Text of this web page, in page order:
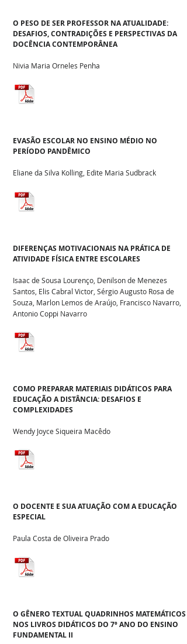
Nivia Maria Orneles Penha
O PESO DE SER PROFESSOR NA ATUALIDADE:
DESAFIOS, CONTRADIÇÕES E PERSPECTIVAS DA
DOCÊNCIA CONTEMPORÂNEA
Eliane da Silva Kolling, Edite Maria Sudbrack
EVASÃO ESCOLAR NO ENSINO MÉDIO NO
PERÍODO PANDÊMICO
Isaac de Sousa Lourenço, Denilson de Menezes
Santos, Elis Cabral Victor, Sérgio Augusto Rosa de
Souza, Marlon Lemos de Araújo, Francisco Navarro,
Antonio Coppi Navarro
DIFERENÇAS MOTIVACIONAIS NA PRÁTICA DE
ATIVIDADE FÍSICA ENTRE ESCOLARES
Wendy Joyce Siqueira Macêdo
COMO PREPARAR MATERIAIS DIDÁTICOS PARA
EDUCAÇÃO A DISTÂNCIA: DESAFIOS E
COMPLEXIDADES
Paula Costa de Oliveira Prado
O DOCENTE E SUA ATUAÇÃO COM A EDUCAÇÃO
ESPECIAL
O GÊNERO TEXTUAL QUADRINHOS MATEMÁTICOS
NOS LIVROS DIDÁTICOS DO 7º ANO DO ENSINO
FUNDAMENTAL II